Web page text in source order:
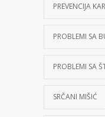
PREVENCIJA
PROBLEMI SA
PROBLEMI SA
SRČANI MIŠIĆ